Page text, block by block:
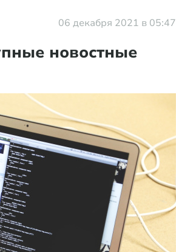
06 декабря 2021 в 05:47
новостные